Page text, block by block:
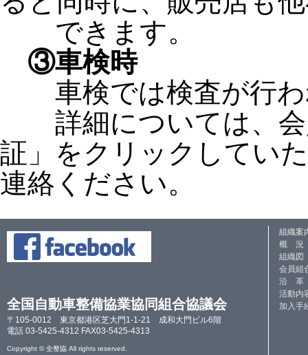
できます。
③車検時
車検では検査が行わ
詳細については、会
証」をクリックしてい
連絡ください。
全国自動車整備協業協同組合協議会
〒105-0012 東京都港区芝大門1-1-21 成和大門ビル6階
電話 03-5425-4312 FAX03-5425-4313
Copyright © 全整協 All rights reserved.
組織案
概 況
組織図
会員組
沿 革
活動内
加入手